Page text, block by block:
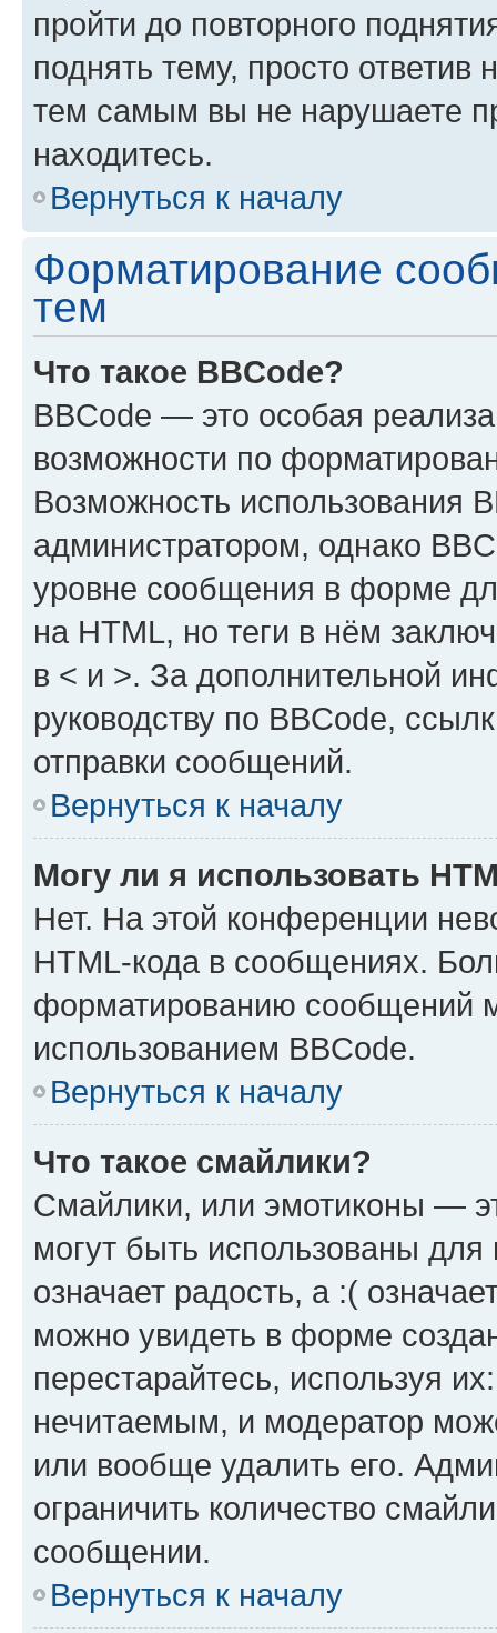
пройти до повторного
поднять тему, просто ответив
тем самым вы не нарушаете
находитесь.
Вернуться к началу
Форматирование
тем
Что такое BBCode?
BBCode — это особая
возможности по
Возможность использования
администратором, однако
уровне сообщения в форме
на HTML, но теги в нём
в < и >. За дополнительной
руководству по BBCode,
отправки сообщений.
Вернуться к началу
Могу ли я использовать
Нет. На этой конференции
HTML-кода в сообщениях.
форматированию сообщений
использованием BBCode.
Вернуться к началу
Что такое смайлики?
Смайлики, или эмотиконы —
могут быть использованы
означает радость, а :(
можно увидеть в форме
перестарайтесь, используя
нечитаемым, и модератор
или вообще удалить его.
ограничить количество
сообщении.
Вернуться к началу